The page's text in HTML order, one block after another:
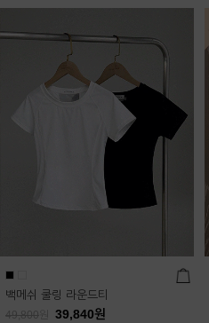
백메쉬 쿨링 라운드티
49,800 39,840원